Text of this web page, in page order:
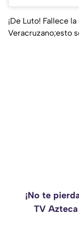
¡De Luto! Fallece
Veracruzano;esto
¡No te
TV